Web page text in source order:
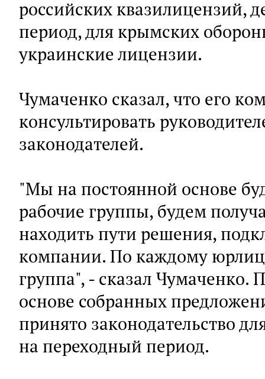
российских квазилицензий,
период, для крымских
украинские лицензии.
Чумаченко сказал, что его
консультировать
законодателей.
"Мы на постоянной основе
рабочие группы, будем
находить пути решения,
компании. По каждому
группа", - сказал Чумаченко.
основе собранных
принято законодательство
на переходный период.